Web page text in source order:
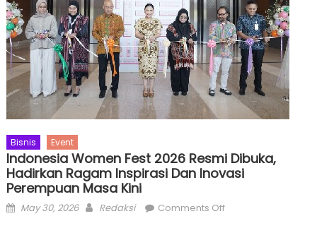
Bisnis Event
Indonesia Women Fest 2026 Resmi Dibuka,
Hadirkan Ragam Inspirasi Dan Inovasi
Perempuan Masa Kini
Posted
May 30, 2026 Author
Redaksi Comments Offon